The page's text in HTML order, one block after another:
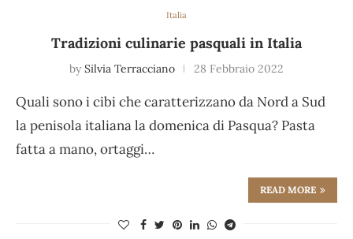
Italia
Tradizioni culinarie pasquali in Italia
by Silvia Terracciano 28 Febbraio 2022
Quali sono i cibi che caratterizzano da Nord a Sud
la penisola italiana la domenica di Pasqua? Pasta
fatta a mano, ortaggi…
READ MORE